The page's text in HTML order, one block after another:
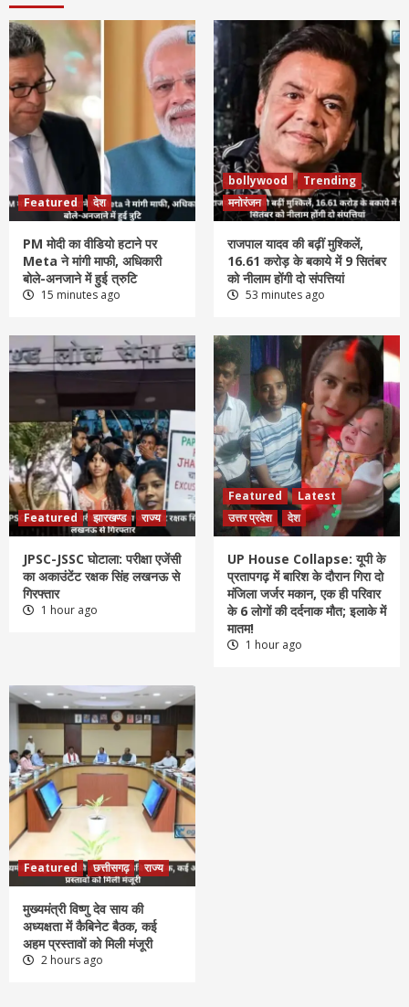
Featured देश
PM मोदी का वीडियो हटाने पर
Meta ने मांगी माफी, अधिकारी
बोले-अनजाने में हुई त्रुटि
15 minutes ago
bollywood
Trending
मनोरंजन
राजपाल यादव की बढ़ीं मुश्किलें,
16.61 करोड़ के बकाये में 9 सितंबर
को नीलाम होंगी दो संपत्तियां
53 minutes ago
Featured झारखण्ड राज्य
JPSC-JSSC घोटाला: परीक्षा एजेंसी
का अकाउंटेंट रक्षक सिंह लखनऊ से
गिरफ्तार
1 hour ago
Featured
Latest
उत्तर प्रदेश
देश
UP House Collapse: यूपी के
प्रतापगढ़ में बारिश के दौरान गिरा दो
मंजिला जर्जर मकान, एक ही परिवार
के 6 लोगों की दर्दनाक मौत; इलाके में
मातम!
1 hour ago
Featured छत्तीसगढ़ राज्य
मुख्यमंत्री विष्णु देव साय की
अध्यक्षता में कैबिनेट बैठक, कई
अहम प्रस्तावों को मिली मंजूरी
2 hours ago